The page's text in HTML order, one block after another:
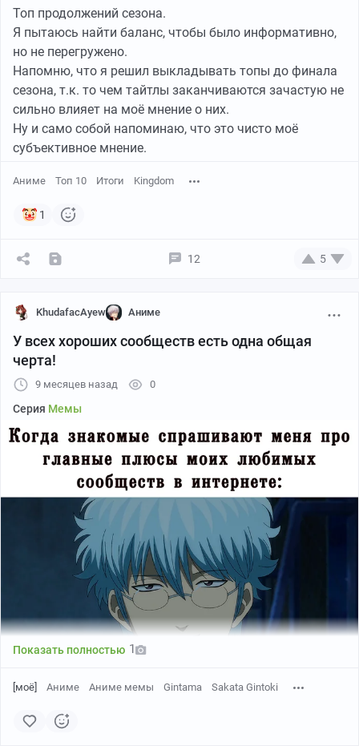
Топ продолжений сезона.
Я пытаюсь найти баланс, чтобы было информативно,
но не перегружено.
Напомню, что я решил выкладывать топы до финала
сезона, т.к. то чем тайтлы заканчиваются зачастую не
сильно влияет на моё мнение о них.
Ну и само собой напоминаю, что это чисто моё
субъективное мнение.
Аниме Топ 10 Итоги Kingdom
1
12 5
KhudafacAyew Аниме
У всех хороших сообществ есть одна общая
черта!
9 месяцев назад 0
Серия Мемы
Показать полностью 1
[моё] Аниме Аниме мемы Gintama Sakata Gintoki